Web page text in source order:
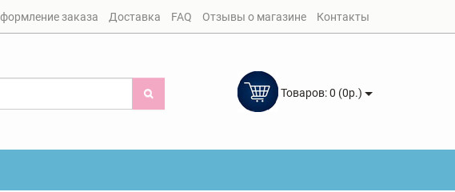
заказа Доставка FAQ Отзывы о магазине Контакты
Товаров: 0 (0р.)